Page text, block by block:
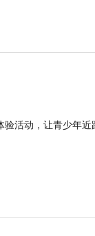
活动，让青少年近